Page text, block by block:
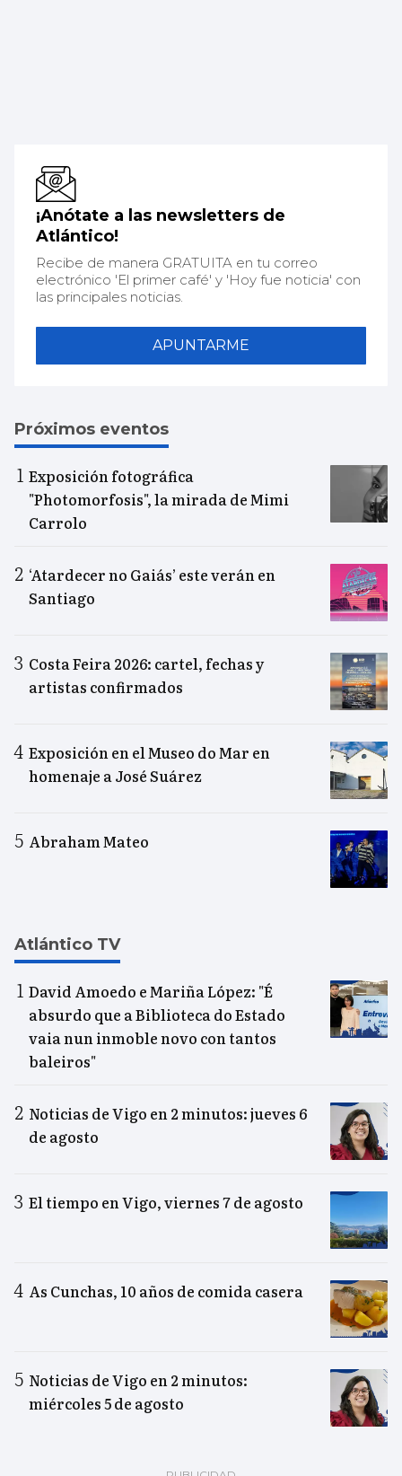
¡Anótate a las newsletters de
Atlántico!
Recibe de manera GRATUITA en tu correo
electrónico 'El primer café' y 'Hoy fue noticia' con
las principales noticias.
APUNTARME
Próximos eventos
Exposición fotográfica
"Photomorfosis", la mirada de Mimi
Carrolo
‘Atardecer no Gaiás’ este verán en
Santiago
Costa Feira 2026: cartel, fechas y
artistas confirmados
Exposición en el Museo do Mar en
homenaje a José Suárez
Abraham Mateo
Atlántico TV
David Amoedo e Mariña López: "É
absurdo que a Biblioteca do Estado
vaia nun inmoble novo con tantos
baleiros"
Noticias de Vigo en 2 minutos: jueves 6
de agosto
El tiempo en Vigo, viernes 7 de agosto
As Cunchas, 10 años de comida casera
Noticias de Vigo en 2 minutos:
miércoles 5 de agosto